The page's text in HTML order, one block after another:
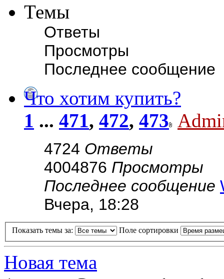
Темы
Ответы
Просмотры
Последнее сообщение
Что хотим купить?
1 ... 471, 472, 473
4724 Ответы
4004876 Просмотры
Последнее сообщение
Вчера, 18:28
Показать темы за: Поле сортировки
Новая тема